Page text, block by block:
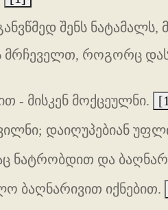
შენს
როგორც
- მისკენ მოქცეულნი.
დაიღუპებიან
ნატრობდით და
ბაღნარივით იქნებით.